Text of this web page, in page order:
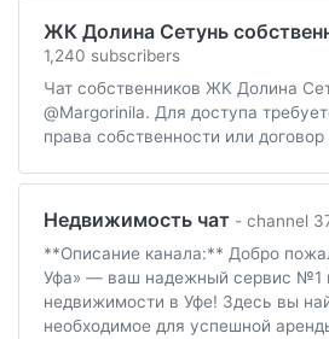
ЖК Долина Сетунь
1,240 subscribers
Чат собственников ЖК Долина
@Margorinila. Для доступа
права собственности или
Недвижимость чат - channel
**Описание канала:** Добро
Уфа» — ваш надежный сервис №1
недвижимости в Уфе! Здесь вы
необходимое для успешной